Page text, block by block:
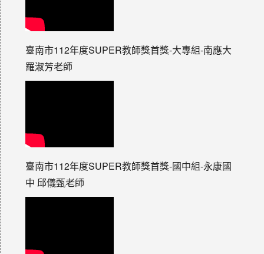
臺南市112年度SUPER教師獎首獎-大專組-南應大
羅淑芳老師
臺南市112年度SUPER教師獎首獎-國中組-永康國
中 邱儀甄老師